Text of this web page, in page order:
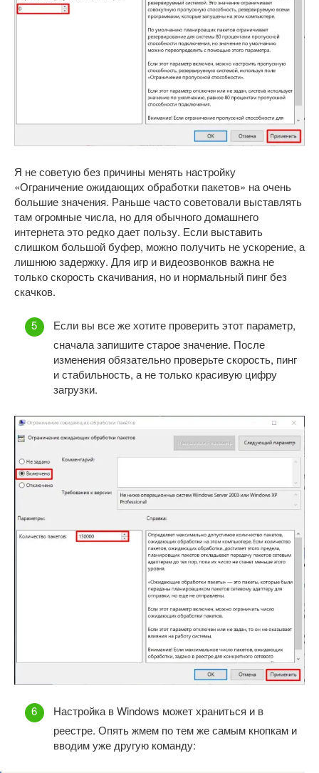
Я не советую без причины менять настройку
«Ограничение ожидающих обработки пакетов» на очень
большие значения. Раньше часто советовали выставлять
там огромные числа, но для обычного домашнего
интернета это редко дает пользу. Если выставить
слишком большой буфер, можно получить не ускорение, а
лишнюю задержку. Для игр и видеозвонков важна не
только скорость скачивания, но и нормальный пинг без
скачков.
Если вы все же хотите проверить этот параметр,
сначала запишите старое значение. После
изменения обязательно проверьте скорость, пинг
и стабильность, а не только красивую цифру
загрузки.
Настройка в Windows может храниться и в
реестре. Опять жмем по тем же самым кнопкам и
вводим уже другую команду: